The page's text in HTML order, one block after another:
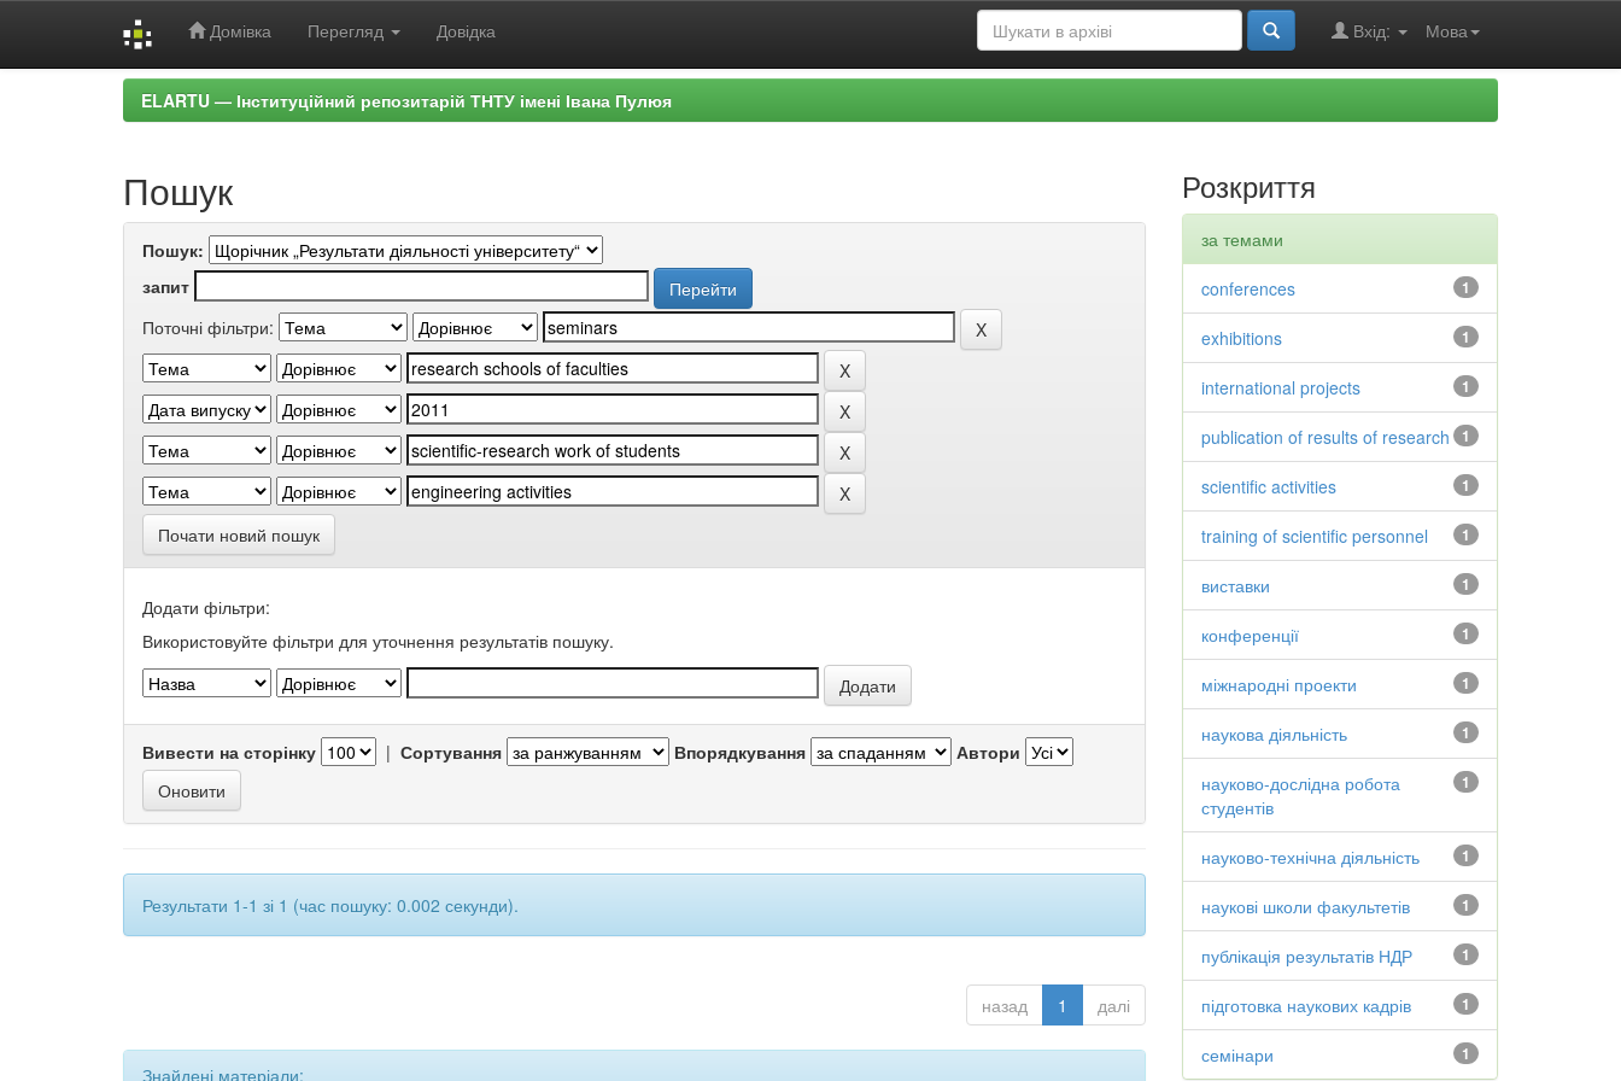
Домівка Перегляд Довідка Мова
Вхід:
ELARTU — Інституційний репозитарій ТНТУ імені Івана Пулюя
Пошук
Пошук:
запит
Поточні фільтри:
Почати новий пошук
Додати фільтри:
Використовуйте фільтри для уточнення результатів пошуку.
Вивести на сторінку | Сортування Впорядкування Автори
Результати 1-1 зі 1 (час пошуку: 0.002 секунди).
назад 1 далі
Знайдені матеріали:
Розкриття
за темами
1
conferences
1
exhibitions
1
international projects
1
publication of results of research
1
scientific activities
1
training of scientific personnel
1
виставки
1
конференції
1
міжнародні проекти
1
наукова діяльність
1
науково-дослідна робота
студентів
1
науково-технічна діяльність
1
наукові школи факультетів
1
публікація результатів НДР
1
підготовка наукових кадрів
1
семінари